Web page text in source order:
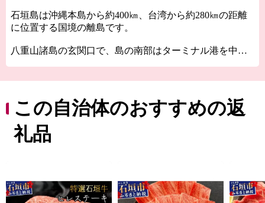
石垣島は沖縄本島から約400㎞、台湾から約280㎞の距離
に位置する国境の離島です。
八重山諸島の玄関口で、島の南部はターミナル港を中心
んでいます。
石垣市では、そんな島の魅力を感じていただけるふるさ
と納税のお礼の品を豊富にご用意しております。
この自治体のおすすめの返
礼品